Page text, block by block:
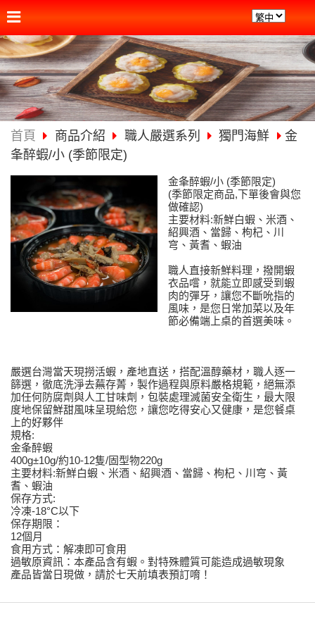
首頁 商品介紹 職人嚴選系列 獨門海鮮
金
夆醉蝦/小 (季節限定)
金夆醉蝦/小 (季節限定)
(季節限定商品,下單後會與您
做確認)
主要材料:新鮮白蝦、米酒、
紹興酒、當歸、枸杞、川
穹、黃耆、蝦油
職人直接新鮮料理，撥開蝦
衣品嚐，就能立即感受到蝦
肉的彈牙，讓您不斷吮指的
風味，是您日常加菜以及年
節必備端上桌的首選美味。
嚴選台灣當天現撈活蝦，產地直送，搭配溫醇藥材，職人逐一
篩選，徹底洗淨去蕪存菁，製作過程與原料嚴格規範，絕無添
加任何防腐劑與人工甘味劑，包裝處理滅菌安全衛生，最大限
度地保留鮮甜風味呈現給您，讓您吃得安心又健康，是您餐桌
上的好夥伴
規格:
金夆醉蝦
400g±10g/約10-12隻/固型物220g
主要材料:新鮮白蝦、米酒、紹興酒、當歸、枸杞、川穹、黃
耆、蝦油
保存方式:
冷凍-18°C以下
保存期限：
12個月
食用方式：解凍即可食用
過敏原資訊：本產品含有蝦。對特殊體質可能造成過敏現象
產品皆當日現做，請於七天前填表預訂唷！